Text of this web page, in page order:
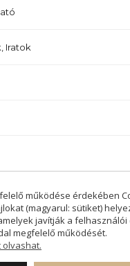
Iratok
ÉS
működése érdekében
(magyarul: sütiket)
javítják a felhasználói
megfelelő működését.
olvashat.